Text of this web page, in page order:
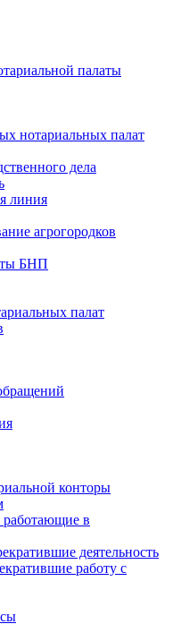
палаты
нотариальных палат
дела
линия
агрогородков
БНП
палат
конторы
в
деятельность
работу с